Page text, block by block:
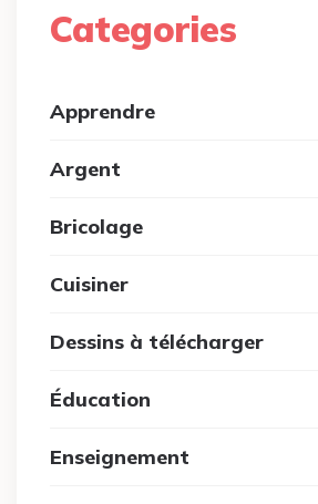
Categories
Apprendre
Argent
Bricolage
Cuisiner
Dessins à télécharger
Éducation
Enseignement